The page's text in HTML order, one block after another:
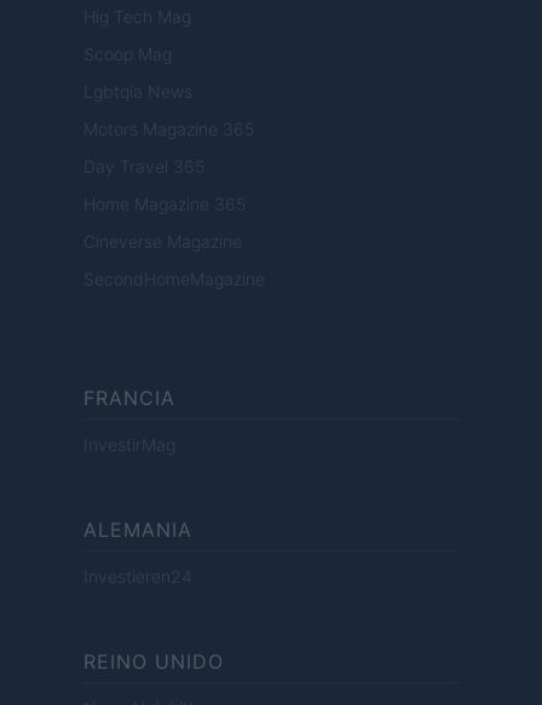
Hig Tech Mag
Scoop Mag
Lgbtqia News
Motors Magazine 365
Day Travel 365
Home Magazine 365
Cineverse Magazine
SecondHomeMagazine
FRANCIA
InvestirMag
ALEMANIA
Investieren24
REINO UNIDO